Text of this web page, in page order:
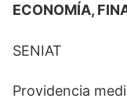
ECONOMÍA,
SENIAT
Providencia